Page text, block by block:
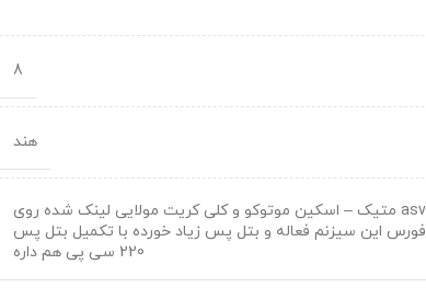
8
هند
زیلات فول qq9 فول اسکین asvl متیک – اسکین موتوکو و کلی کریت مولایی لینک شده روی
این سیزنم فعاله و بتل پس زیاد خورده با تکمیل بتل پس
220 سی پی هم داره